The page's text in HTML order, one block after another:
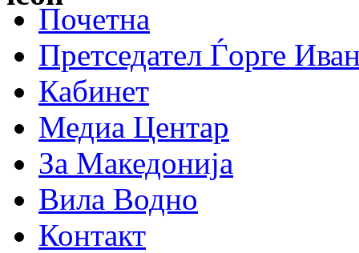
Почетна
Претседател Ѓорге
Кабинет
Медиа Центар
За Македонија
Вила Водно
Контакт